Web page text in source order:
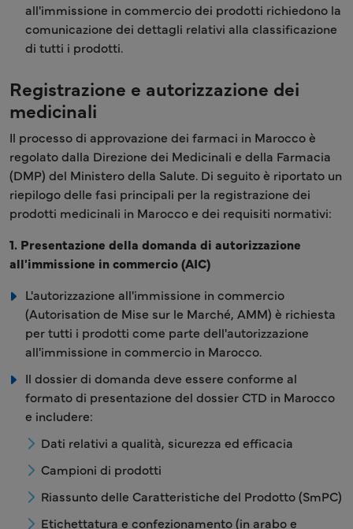
all'immissione in commercio dei prodotti richiedono la
comunicazione dei dettagli relativi alla classificazione
di tutti i prodotti.
Registrazione e autorizzazione dei
medicinali
Il processo di approvazione dei farmaci in Marocco è
regolato dalla Direzione dei Medicinali e della Farmacia
(DMP) del Ministero della Salute. Di seguito è riportato un
riepilogo delle fasi principali per la registrazione dei
prodotti medicinali in Marocco e dei requisiti normativi:
1. Presentazione della domanda di autorizzazione
all'immissione in commercio (AIC)
L'autorizzazione all'immissione in commercio
(Autorisation de Mise sur le Marché, AMM) è richiesta
per tutti i prodotti come parte dell'autorizzazione
all'immissione in commercio in Marocco.
Il dossier di domanda deve essere conforme al
formato di presentazione del dossier CTD in Marocco
e includere:
Dati relativi a qualità, sicurezza ed efficacia
Campioni di prodotti
Riassunto delle Caratteristiche del Prodotto (SmPC)
Etichettatura e confezionamento (in arabo e